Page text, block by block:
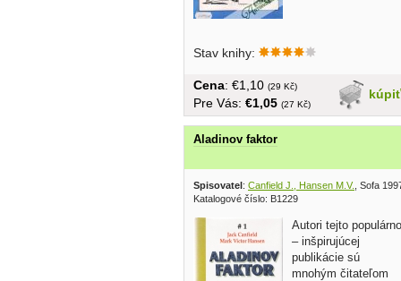
Stav knihy:
kúpiť
Cena: €1,10 (29 Kč)
Pre Vás: €1,05 (27 Kč)
Aladinov faktor
Spisovatel: Canfield J., Hansen M.V. , Sofa
Katalogové číslo: B1229
Autori tejto populárno
– inšpirujúcej
publikácie sú
mnohým čitateľom